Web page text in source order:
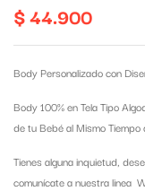
$44.900
Body Personalizado con
Body 100% en Tela Tipo
de tu Bebé al Mismo Tiempo
Tienes alguna inquietud,
comunícate a nuestra linea